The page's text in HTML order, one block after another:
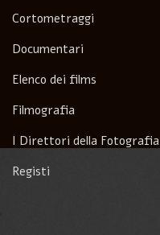
Cortometraggi
Documentari
Elenco dei films
Filmografia
I Direttori della Fotografia
Registi